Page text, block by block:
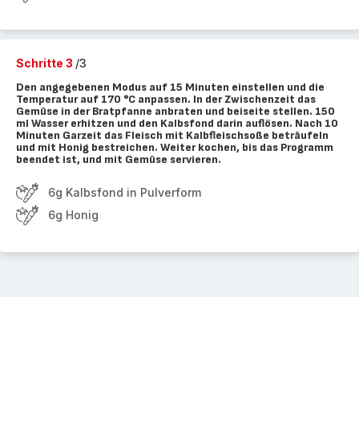
Schritte 3 /3
Den angegebenen Modus auf 15 Minuten einstellen und die
Temperatur auf 170 °C anpassen. In der Zwischenzeit das
Gemüse in der Bratpfanne anbraten und beiseite stellen. 150
ml Wasser erhitzen und den Kalbsfond darin auflösen. Nach 10
Minuten Garzeit das Fleisch mit Kalbfleischsoße beträufeln
und mit Honig bestreichen. Weiter kochen, bis das Programm
beendet ist, und mit Gemüse servieren.
6g Kalbsfond in Pulverform
6g Honig